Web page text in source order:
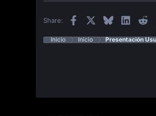
Share: Facebook Bluesky LinkedIn
Inicio Inicio Presentación